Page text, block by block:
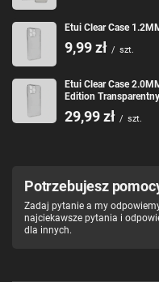
Etui Clear Case
9,99 zł / szt.
Etui Clear Case
Edition
29,99 zł / szt.
Potrzebujesz
Zadaj pytanie a my
najciekawsze pytania i
dla innych.